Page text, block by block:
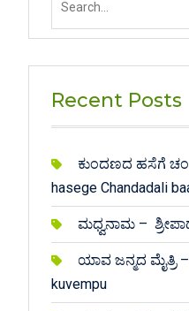
Recent Posts
ಕುಂದಣದ ಹಸೆಗೆ
hasege Chandadali
ಮಧ್ವನಾಮ –
ಯಾವ ಜನ್ಮದ ಮೈತ್ರಿ –
kuvempu